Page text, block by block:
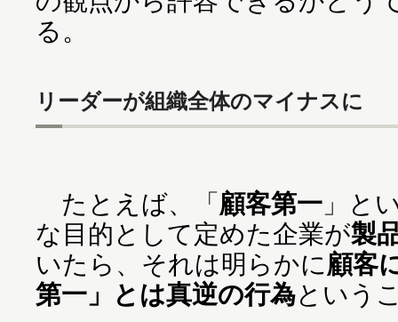
る。
リーダーが組織全体のマイナスに
たとえば、「顧客第一 」と
な目的として定めた企業が製
いたら、それは明らかに顧客
第一」とは真逆の行為という